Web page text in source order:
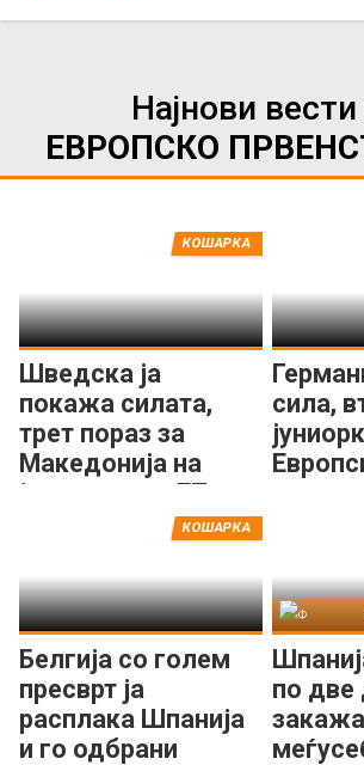
Најнови
ЕВРОПСКО
Шведска ја
покажа силата,
трет пораз за
Македонија на
јуниорското ЕП
КОШАРКА
сила,
Белгија со голем
пресврт ја
расплака Шпанија
и го одбрани
КОШАРКА
по две